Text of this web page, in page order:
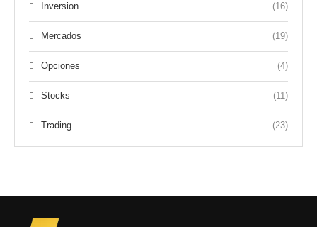
Inversion (16)
Mercados (19)
Opciones (4)
Stocks (11)
Trading (23)